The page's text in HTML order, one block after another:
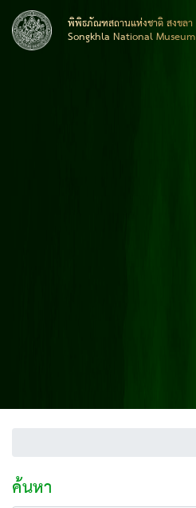
พิพิธภัณฑสถานแห่งชาติ สงขลา
Songkhla National Museum
ค้นหา